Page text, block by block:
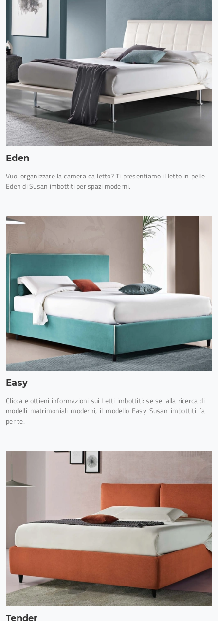
Eden
Vuoi organizzare la camera da letto? Ti presentiamo il letto in pelle
Eden di Susan imbottiti per spazi moderni.
Easy
Clicca e ottieni informazioni sui Letti imbottiti: se sei alla ricerca di
modelli matrimoniali moderni, il modello Easy Susan imbottiti fa
per te.
Tender